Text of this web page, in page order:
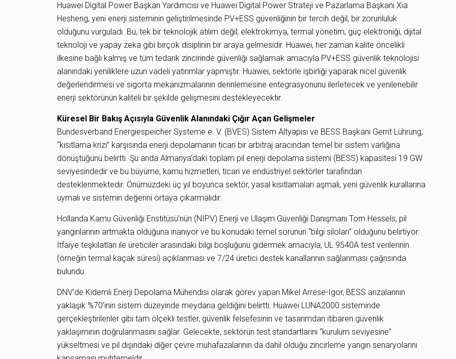
Huawei Digital Power Başkan Yardımcısı ve Huawei Digital Power Strateji ve Pazarlama Başkanı Xia
Hesheng, yeni enerji sisteminin geliştirilmesinde PV+ESS güvenliğinin bir tercih değil, bir zorunluluk
olduğunu vurguladı. Bu, tek bir teknolojik atılım değil; elektrokimya, termal yönetim, güç elektroniği, dijital
teknoloji ve yapay zeka gibi birçok disiplinin bir araya gelmesidir. Huawei, her zaman kalite öncelikli
ilkesine bağlı kalmış ve tüm tedarik zincirinde güvenliği sağlamak amacıyla PV+ESS güvenlik teknolojisi
alanındaki yeniliklere uzun vadeli yatırımlar yapmıştır. Huawei, sektörle işbirliği yaparak nicel güvenlik
değerlendirmesi ve sigorta mekanizmalarının derinlemesine entegrasyonunu ilerletecek ve yenilenebilir
enerji sektörünün kaliteli bir şekilde gelişmesini destekleyecektir.
Küresel Bir Bakış Açısıyla Güvenlik Alanındaki Çığır Açan Gelişmeler
Bundesverband Energiespeicher Systeme e. V. (BVES) Sistem Altyapısı ve BESS Başkanı Gerrit Lührung,
“kısıtlama krizi” karşısında enerji depolamanın ticari bir arbitraj aracından temel bir sistem varlığına
dönüştüğünü belirtti. Şu anda Almanya’daki toplam pil enerji depolama sistemi (BESS) kapasitesi 19 GW
seviyesindedir ve bu büyüme, kamu hizmetleri, ticari ve endüstriyel sektörler tarafından
desteklenmektedir. Önümüzdeki üç yıl boyunca sektör, yasal kısıtlamaları aşmalı, yeni güvenlik kurallarına
uymalı ve sistemin değerini ortaya çıkarmalıdır.
Hollanda Kamu Güvenliği Enstitüsü’nün (NIPV) Enerji ve Ulaşım Güvenliği Danışmanı Tom Hessels, pil
yangınlarının artmakta olduğuna inanıyor ve bu konudaki temel sorunun “bilgi siloları” olduğunu belirtiyor.
İtfaiye teşkilatları ile üreticiler arasındaki bilgi boşluğunu gidermek amacıyla, UL 9540A test verilerinin
(örneğin termal kaçak süresi) açıklanması ve 7/24 üretici destek kanallarının sağlanması çağrısında
bulundu.
DNV’de Kıdemli Enerji Depolama Mühendisi olarak görev yapan Mikel Arrese-Igor, BESS arızalarının
yaklaşık %70’inin sistem düzeyinde meydana geldiğini belirtti. Huawei LUNA2000 sisteminde
gerçekleştirilenler gibi tam ölçekli testler, güvenlik felsefesinin ve tasarımdan itibaren güvenlik
yaklaşımının doğrulanmasını sağlar. Gelecekte, sektörün test standartlarını “kurulum seviyesine”
yükseltmesi ve pil dışındaki diğer çevre muhafazalarının da dahil olduğu zincirleme yangın senaryolarını